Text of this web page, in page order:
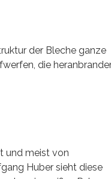
der Bleche ganze
die
und meist von
Huber sieht diese